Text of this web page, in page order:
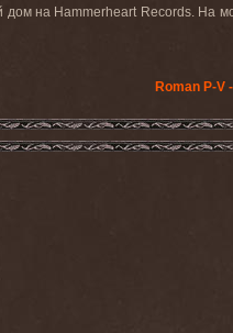
на Hammerheart Records. На
Roman P-V